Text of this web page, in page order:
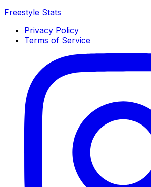
Freestyle Stats
Privacy Policy
Terms of Service